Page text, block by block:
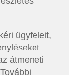
ügyfeleit,
átmeneti